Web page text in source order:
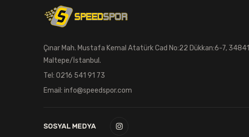
Kolluk & Simit
Şişme Mat - Yastık
Kick Boks Lapası
Hakem Bayrağı
Yoga Tekerleği
Çınar Mah. Mustafa Kemal Atatürk Cad No:22 Dükkan:6-7, 34841
Maltepe/İstanbul.
Tel: 0216 541 91 73
Email: info@speedspor.com
SOSYAL MEDYA